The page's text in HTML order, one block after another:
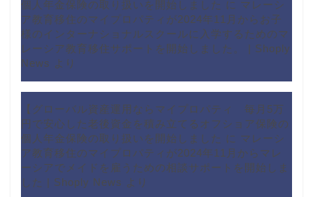
個人年金保険の取り扱いを開始しました に マレーシ
ア教育移住のマイプロパティが2024年11月からお子
様のインターナショナルスクールに入学するためのマ
レーシア教育移住サポートを開始しました。 | Shoply
News より
【グローバル資産運用ならマイプロパティ 毎月5万
円で安心した老後資金を積み立てるオフショア保険の
個人年金保険の取り扱いを開始しました に マレーシ
ア教育移住のマイプロパティが2024年11月からマレ
ーシアでメイドを雇うための相談サポートを開始しま
した | Shoply News より